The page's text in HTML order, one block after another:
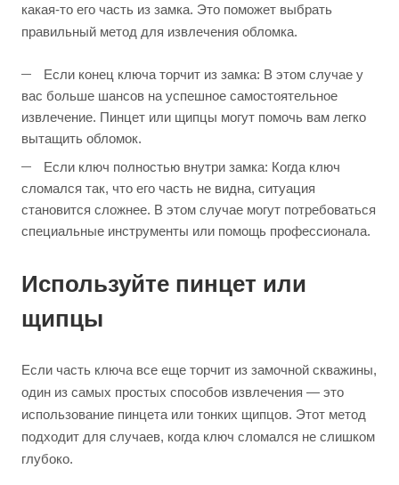
какая-то его часть из замка. Это поможет выбрать
правильный метод для извлечения обломка.
Если конец ключа торчит из замка: В этом случае у
вас больше шансов на успешное самостоятельное
извлечение. Пинцет или щипцы могут помочь вам легко
вытащить обломок.
Если ключ полностью внутри замка: Когда ключ
сломался так, что его часть не видна, ситуация
становится сложнее. В этом случае могут потребоваться
специальные инструменты или помощь профессионала.
Используйте пинцет или
щипцы
Если часть ключа все еще торчит из замочной скважины,
один из самых простых способов извлечения — это
использование пинцета или тонких щипцов. Этот метод
подходит для случаев, когда ключ сломался не слишком
глубоко.